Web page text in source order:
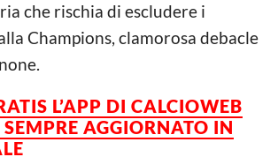
che rischia di escludere i
Champions, clamorosa debacle
L’APP DI CALCIOWEB
SEMPRE AGGIORNATO IN